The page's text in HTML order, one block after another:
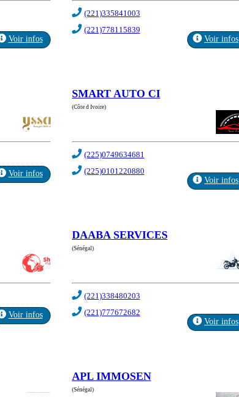
Voir infos
(221)335841003
(221)778115839
Voir infos
Voir infos
SMART AUTO CI
(Côte d Ivoire)
(225)0749634681
(225)0101220880
Voir infos
Voir infos
DAABA SERVICES
(Sénégal)
(221)338480203
(221)777672682
Voir infos
APL IMMOSEN
(Sénégal)